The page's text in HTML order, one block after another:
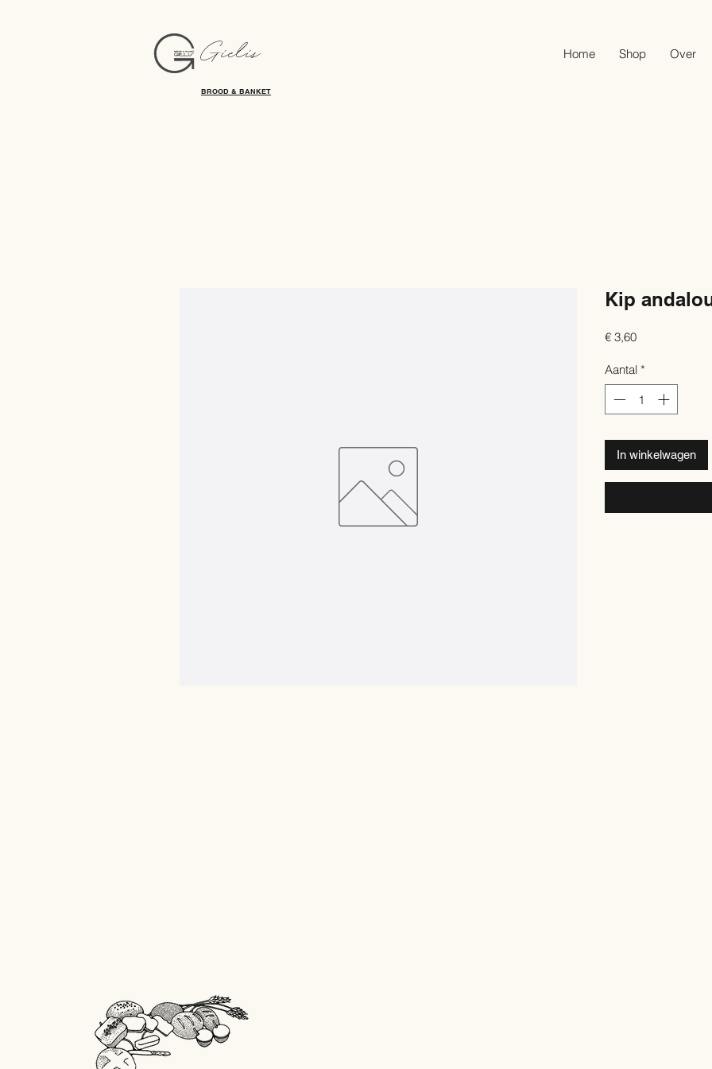
Gielis Home Shop Over
BROOD & BANKET
Kip
€ 3,60Prijs
Aantal *
In winkelwagen